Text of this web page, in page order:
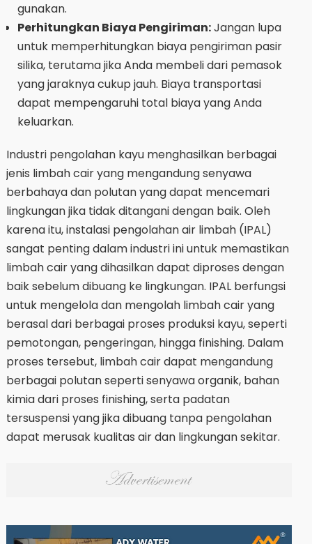
gunakan.
Perhitungkan Biaya Pengiriman:Jangan lupa
untuk memperhitungkan biaya pengiriman pasir
silika, terutama jika Anda membeli dari pemasok
yang jaraknya cukup jauh. Biaya transportasi
dapat mempengaruhi total biaya yang Anda
keluarkan.
Industri pengolahan kayu menghasilkan berbagai
jenis limbah cair yang mengandung senyawa
berbahaya dan polutan yang dapat mencemari
lingkungan jika tidak ditangani dengan baik. Oleh
karena itu, instalasi pengolahan air limbah (IPAL)
sangat penting dalam industri ini untuk memastikan
limbah cair yang dihasilkan dapat diproses dengan
baik sebelum dibuang ke lingkungan. IPAL berfungsi
untuk mengelola dan mengolah limbah cair yang
berasal dari berbagai proses produksi kayu, seperti
pemotongan, pengeringan, hingga finishing. Dalam
proses tersebut, limbah cair dapat mengandung
berbagai polutan seperti senyawa organik, bahan
kimia dari proses finishing, serta padatan
tersuspensi yang jika dibuang tanpa pengolahan
dapat merusak kualitas air dan lingkungan sekitar.